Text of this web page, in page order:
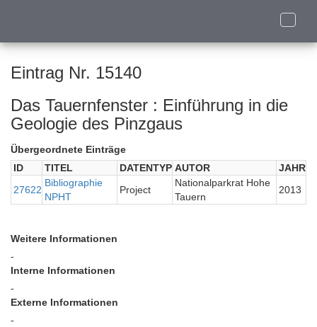
Toggle
Eintrag Nr. 15140
Das Tauernfenster : Einführung in die
Geologie des Pinzgaus
Übergeordnete Einträge
ID
TITEL DATENTYP AUTOR
JAHR
27622
Bibliographie
NPHT
Project
Nationalparkrat Hohe
Tauern
2013
Weitere Informationen
-
Interne Informationen
-
Externe Informationen
-